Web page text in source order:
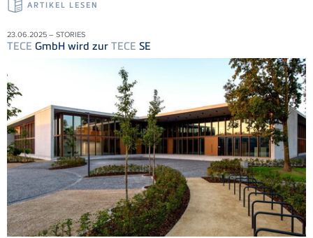
ARTIKEL LESEN
23.06.2025 – STORIES
TECE GmbH wird zur TECE SE